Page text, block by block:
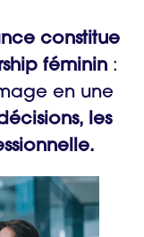
constitue
féminin :
en une
les